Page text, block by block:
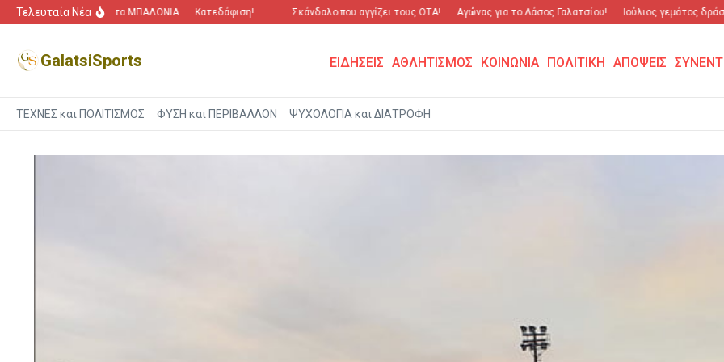
Μετάβαση στο περιεχόμενο
Τελευταία Νέα
“Πόλεμος” για τα ΜΠΑΛΟΝΙΑ Κατεδάφιση! Σκάνδαλο που αγγίζει τους ΟΤΑ! Αγώνας για το Δάσος Γαλατσίου! Ιούλιος γεμάτος δράση
GalatsiSports ΕΙΔΗΣΕΙΣ ΑΘΛΗΤΙΣΜΟΣ ΚΟΙΝΩΝΙΑ ΠΟΛΙΤΙΚΗ ΑΠΟΨΕΙΣ
ΤΕΧΝΕΣ και ΠΟΛΙΤΙΣΜΟΣ ΦΥΣΗ και ΠΕΡΙΒΑΛΛΟΝ ΨΥΧΟΛΟΓΙΑ και ΔΙΑΤΡΟΦΗ